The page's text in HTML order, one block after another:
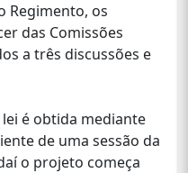
Regimento, os
das Comissões
a três discussões e
é obtida mediante
de uma sessão da
o projeto começa